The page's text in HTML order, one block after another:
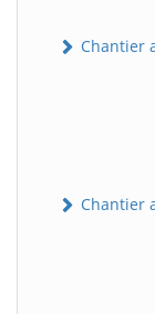
Chantier
Chantier